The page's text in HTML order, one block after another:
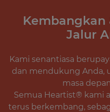
Kembangkan
Jalur
Kami senantiasa
dan mendukung Anda,
masa
Semua Heartist® kami
terus berkembang,